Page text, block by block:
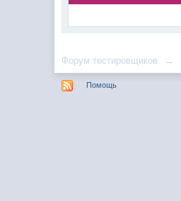
Форум тестировщиков →
Помощь